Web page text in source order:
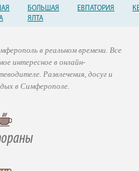
БОЛЬШАЯ
ЯЛТА
ЕВПАТОРИЯ
в реальном времени. Все
интересное в онлайн-
Развлечения, досуг и
в Симферополе.